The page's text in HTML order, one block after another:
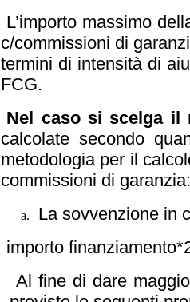
L’importo massimo
c/commissioni di
termini di intensità di
FCG.
Nel caso si scelga il
calcolate secondo
metodologia per il
commissioni di garanzia:
La sovvenzione in
importo
Al fine di dare